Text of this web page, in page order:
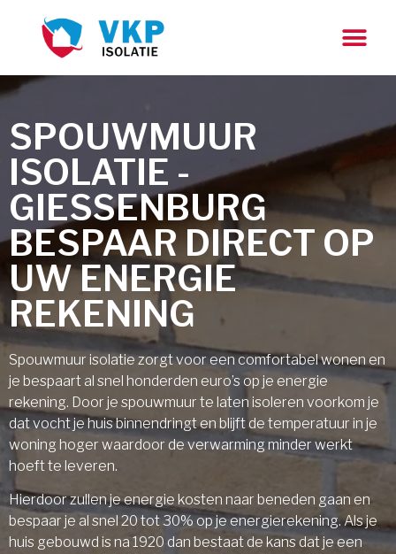
SPOUWMUUR
ISOLATIE -
GIESSENBURG
BESPAAR DIRECT OP
UW ENERGIE
REKENING
Spouwmuur isolatie zorgt voor een comfortabel wonen en
je bespaart al snel honderden euro’s op je energie
rekening. Door je spouwmuur te laten isoleren voorkom je
dat vocht je huis binnendringt en blijft de temperatuur in je
woning hoger waardoor de verwarming minder werkt
hoeft te leveren.
Hierdoor zullen je energie kosten naar beneden gaan en
bespaar je al snel 20 tot 30% op je energierekening. Als je
huis gebouwd is na 1920 dan bestaat de kans dat je een